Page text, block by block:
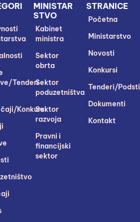
STRANICE
Početna
Ministarstvo
Novosti
Konkursi
Tenderi/
Dokumenti
Kontakt
MINISTAR
STVO
Kabinet
ministra
Sektor
obrta
Sektor
poduzetništva
Sektor
razvoja
Pravni i
financijski
sektor
Tenderi
Konkursi